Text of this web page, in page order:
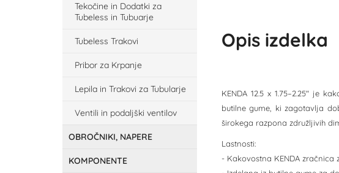
Tekočine in Dodatki za
Tubeless in Tubuarje
Tubeless Trakovi
Pribor za Krpanje
Lepila in Trakovi za Tubularje
Ventili in podaljški ventilov
OBROČNIKI, NAPERE
KOMPONENTE
Opis izdelka
KENDA 12.5 x 1.75–2.25" je
butilne gume, ki zagotavlja
širokega razpona združljivih
Lastnosti:
- Kakovostna KENDA zračnica